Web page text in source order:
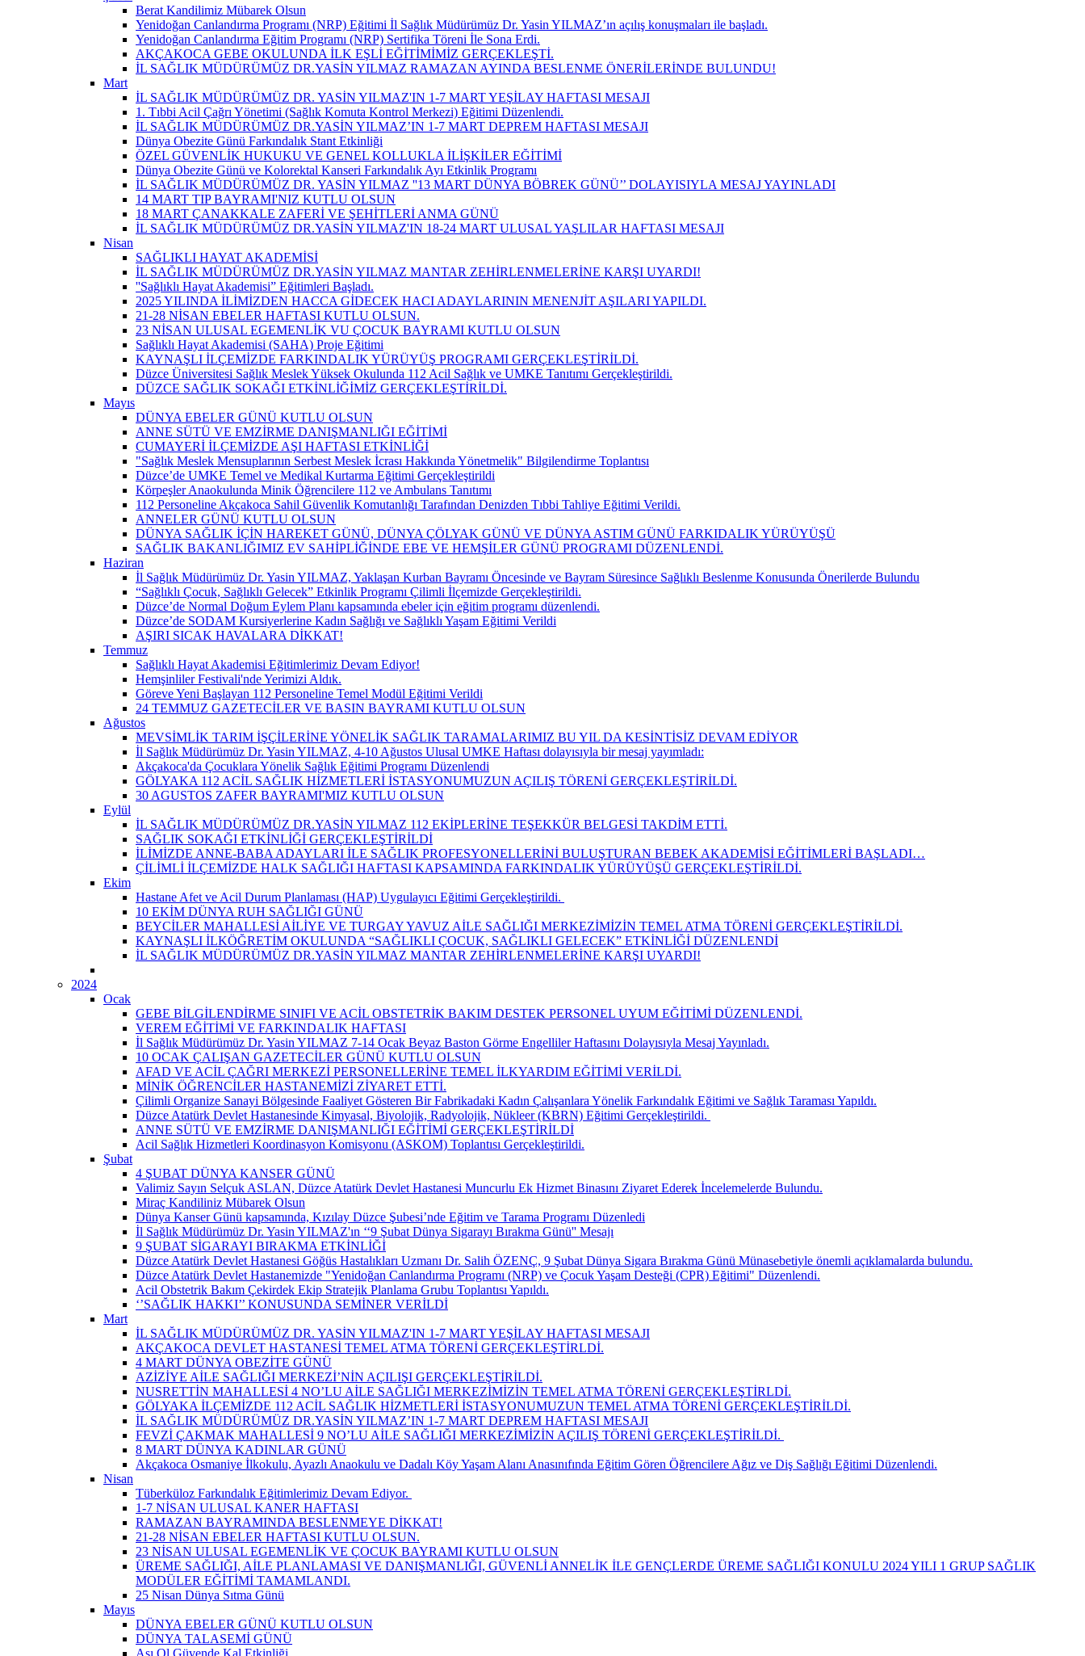
Berat Kandilimiz Mübarek Olsun
Yenidoğan Canlandırma Programı (NRP) Eğitimi İl Sağlık Müdürümüz Dr. Yasin YILMAZ’ın açılış konuşmaları ile başladı.
Yenidoğan Canlandırma Eğitim Programı (NRP) Sertifika Töreni İle Sona Erdi.
AKÇAKOCA GEBE OKULUNDA İLK EŞLİ EĞİTİMİMİZ GERÇEKLEŞTİ.
İL SAĞLIK MÜDÜRÜMÜZ DR.YASİN YILMAZ RAMAZAN AYINDA BESLENME ÖNERİLERİNDE BULUNDU!
Mart
İL SAĞLIK MÜDÜRÜMÜZ DR. YASİN YILMAZ'IN 1-7 MART YEŞİLAY HAFTASI MESAJI
1. Tıbbi Acil Çağrı Yönetimi (Sağlık Komuta Kontrol Merkezi) Eğitimi Düzenlendi.
İL SAĞLIK MÜDÜRÜMÜZ DR.YASİN YILMAZ’IN 1-7 MART DEPREM HAFTASI MESAJI
Dünya Obezite Günü Farkındalık Stant Etkinliği
ÖZEL GÜVENLİK HUKUKU VE GENEL KOLLUKLA İLİŞKİLER EĞİTİMİ
Dünya Obezite Günü ve Kolorektal Kanseri Farkındalık Ayı Etkinlik Programı
İL SAĞLIK MÜDÜRÜMÜZ DR. YASİN YILMAZ ''13 MART DÜNYA BÖBREK GÜNÜ’’ DOLAYISIYLA MESAJ YAYINLADI
14 MART TIP BAYRAMI'NIZ KUTLU OLSUN
18 MART ÇANAKKALE ZAFERİ VE ŞEHİTLERİ ANMA GÜNÜ
İL SAĞLIK MÜDÜRÜMÜZ DR.YASİN YILMAZ'IN 18-24 MART ULUSAL YAŞLILAR HAFTASI MESAJI
Nisan
SAĞLIKLI HAYAT AKADEMİSİ
İL SAĞLIK MÜDÜRÜMÜZ DR.YASİN YILMAZ MANTAR ZEHİRLENMELERİNE KARŞI UYARDI!
''Sağlıklı Hayat Akademisi” Eğitimleri Başladı.
2025 YILINDA İLİMİZDEN HACCA GİDECEK HACI ADAYLARININ MENENJİT AŞILARI YAPILDI.
21-28 NİSAN EBELER HAFTASI KUTLU OLSUN.
23 NİSAN ULUSAL EGEMENLİK VU ÇOCUK BAYRAMI KUTLU OLSUN
Sağlıklı Hayat Akademisi (SAHA) Proje Eğitimi
KAYNAŞLI İLÇEMİZDE FARKINDALIK YÜRÜYÜŞ PROGRAMI GERÇEKLEŞTİRİLDİ.
Düzce Üniversitesi Sağlık Meslek Yüksek Okulunda 112 Acil Sağlık ve UMKE Tanıtımı Gerçekleştirildi.
DÜZCE SAĞLIK SOKAĞI ETKİNLİĞİMİZ GERÇEKLEŞTİRİLDİ.
Mayıs
DÜNYA EBELER GÜNÜ KUTLU OLSUN
ANNE SÜTÜ VE EMZİRME DANIŞMANLIĞI EĞİTİMİ
CUMAYERİ İLÇEMİZDE AŞI HAFTASI ETKİNLİĞİ
"Sağlık Meslek Mensuplarının Serbest Meslek İcrası Hakkında Yönetmelik" Bilgilendirme Toplantısı
Düzce’de UMKE Temel ve Medikal Kurtarma Eğitimi Gerçekleştirildi
Körpeşler Anaokulunda Minik Öğrencilere 112 ve Ambulans Tanıtımı
112 Personeline Akçakoca Sahil Güvenlik Komutanlığı Tarafından Denizden Tıbbi Tahliye Eğitimi Verildi.
ANNELER GÜNÜ KUTLU OLSUN
DÜNYA SAĞLIK İÇİN HAREKET GÜNÜ, DÜNYA ÇÖLYAK GÜNÜ VE DÜNYA ASTIM GÜNÜ FARKIDALIK YÜRÜYÜŞÜ
SAĞLIK BAKANLIĞIMIZ EV SAHİPLİĞİNDE EBE VE HEMŞİLER GÜNÜ PROGRAMI DÜZENLENDİ.
Haziran
İl Sağlık Müdürümüz Dr. Yasin YILMAZ, Yaklaşan Kurban Bayramı Öncesinde ve Bayram Süresince Sağlıklı Beslenme Konusunda Önerilerde Bulundu
“Sağlıklı Çocuk, Sağlıklı Gelecek” Etkinlik Programı Çilimli İlçemizde Gerçekleştirildi.
Düzce’de Normal Doğum Eylem Planı kapsamında ebeler için eğitim programı düzenlendi.
Düzce’de SODAM Kursiyerlerine Kadın Sağlığı ve Sağlıklı Yaşam Eğitimi Verildi
AŞIRI SICAK HAVALARA DİKKAT!
Temmuz
Sağlıklı Hayat Akademisi Eğitimlerimiz Devam Ediyor!
Hemşinliler Festivali'nde Yerimizi Aldık.
Göreve Yeni Başlayan 112 Personeline Temel Modül Eğitimi Verildi
24 TEMMUZ GAZETECİLER VE BASIN BAYRAMI KUTLU OLSUN
Ağustos
MEVSİMLİK TARIM İŞÇİLERİNE YÖNELİK SAĞLIK TARAMALARIMIZ BU YIL DA KESİNTİSİZ DEVAM EDİYOR
İl Sağlık Müdürümüz Dr. Yasin YILMAZ, 4-10 Ağustos Ulusal UMKE Haftası dolayısıyla bir mesaj yayımladı:
Akçakoca'da Çocuklara Yönelik Sağlık Eğitimi Programı Düzenlendi
GÖLYAKA 112 ACİL SAĞLIK HİZMETLERİ İSTASYONUMUZUN AÇILIŞ TÖRENİ GERÇEKLEŞTİRİLDİ.
30 AGUSTOS ZAFER BAYRAMI'MIZ KUTLU OLSUN
Eylül
İL SAĞLIK MÜDÜRÜMÜZ DR.YASİN YILMAZ 112 EKİPLERİNE TEŞEKKÜR BELGESİ TAKDİM ETTİ.
SAĞLIK SOKAĞI ETKİNLİĞİ GERÇEKLEŞTİRİLDİ
İLİMİZDE ANNE-BABA ADAYLARI İLE SAĞLIK PROFESYONELLERİNİ BULUŞTURAN BEBEK AKADEMİSİ EĞİTİMLERİ BAŞLADI…
ÇİLİMLİ İLÇEMİZDE HALK SAĞLIĞI HAFTASI KAPSAMINDA FARKINDALIK YÜRÜYÜŞÜ GERÇEKLEŞTİRİLDİ.
Ekim
Hastane Afet ve Acil Durum Planlaması (HAP) Uygulayıcı Eğitimi Gerçekleştirildi. ​
10 EKİM DÜNYA RUH SAĞLIĞI GÜNÜ
BEYCİLER MAHALLESİ AİLİYE VE TURGAY YAVUZ AİLE SAĞLIĞI MERKEZİMİZİN TEMEL ATMA TÖRENİ GERÇEKLEŞTİRİLDİ.
KAYNAŞLI İLKÖĞRETİM OKULUNDA “SAĞLIKLI ÇOCUK, SAĞLIKLI GELECEK” ETKİNLİĞİ DÜZENLENDİ
İL SAĞLIK MÜDÜRÜMÜZ DR.YASİN YILMAZ MANTAR ZEHİRLENMELERİNE KARŞI UYARDI!
2024
Ocak
GEBE BİLGİLENDİRME SINIFI VE ACİL OBSTETRİK BAKIM DESTEK PERSONEL UYUM EĞİTİMİ DÜZENLENDİ.
VEREM EĞİTİMİ VE FARKINDALIK HAFTASI
İl Sağlık Müdürümüz Dr. Yasin YILMAZ 7-14 Ocak Beyaz Baston Görme Engelliler Haftasını Dolayısıyla Mesaj Yayınladı.
10 OCAK ÇALIŞAN GAZETECİLER GÜNÜ KUTLU OLSUN
AFAD VE ACİL ÇAĞRI MERKEZİ PERSONELLERİNE TEMEL İLKYARDIM EĞİTİMİ VERİLDİ.
MİNİK ÖĞRENCİLER HASTANEMİZİ ZİYARET ETTİ.
Çilimli Organize Sanayi Bölgesinde Faaliyet Gösteren Bir Fabrikadaki Kadın Çalışanlara Yönelik Farkındalık Eğitimi ve Sağlık Taraması Yapıldı.
Düzce Atatürk Devlet Hastanesinde Kimyasal, Biyolojik, Radyolojik, Nükleer (KBRN) Eğitimi Gerçekleştirildi. ​
ANNE SÜTÜ VE EMZİRME DANIŞMANLIĞI EĞİTİMİ GERÇEKLEŞTİRİLDİ
Acil Sağlık Hizmetleri Koordinasyon Komisyonu (ASKOM) Toplantısı Gerçekleştirildi.
Şubat
4 ŞUBAT DÜNYA KANSER GÜNÜ
Valimiz Sayın Selçuk ASLAN, Düzce Atatürk Devlet Hastanesi Muncurlu Ek Hizmet Binasını Ziyaret Ederek İncelemelerde Bulundu.
Miraç Kandiliniz Mübarek Olsun
Dünya Kanser Günü kapsamında, Kızılay Düzce Şubesi’nde Eğitim ve Tarama Programı Düzenledi
İl Sağlık Müdürümüz Dr. Yasin YILMAZ'ın ‘‘9 Şubat Dünya Sigarayı Bırakma Günü'' Mesajı
9 ŞUBAT SİGARAYI BIRAKMA ETKİNLİĞİ
Düzce Atatürk Devlet Hastanesi Göğüs Hastalıkları Uzmanı Dr. Salih ÖZENÇ, 9 Şubat Dünya Sigara Bırakma Günü Münasebetiyle önemli açıklamalarda bulundu.
Düzce Atatürk Devlet Hastanemizde "Yenidoğan Canlandırma Programı (NRP) ve Çocuk Yaşam Desteği (CPR) Eğitimi" Düzenlendi.
Acil Obstetrik Bakım Çekirdek Ekip Stratejik Planlama Grubu Toplantısı Yapıldı.
‘’SAĞLIK HAKKI’’ KONUSUNDA SEMİNER VERİLDİ
Mart
İL SAĞLIK MÜDÜRÜMÜZ DR. YASİN YILMAZ'IN 1-7 MART YEŞİLAY HAFTASI MESAJI
AKÇAKOCA DEVLET HASTANESİ TEMEL ATMA TÖRENİ GERÇEKLEŞTİRLDİ.
4 MART DÜNYA OBEZİTE GÜNÜ
AZİZİYE AİLE SAĞLIĞI MERKEZİ’NİN AÇILIŞI GERÇEKLEŞTİRİLDİ.
NUSRETTİN MAHALLESİ 4 NO’LU AİLE SAĞLIĞI MERKEZİMİZİN TEMEL ATMA TÖRENİ GERÇEKLEŞTİRLDİ.
GÖLYAKA İLÇEMİZDE 112 ACİL SAĞLIK HİZMETLERİ İSTASYONUMUZUN TEMEL ATMA TÖRENİ GERÇEKLEŞTİRİLDİ.
İL SAĞLIK MÜDÜRÜMÜZ DR.YASİN YILMAZ’IN 1-7 MART DEPREM HAFTASI MESAJI
FEVZİ ÇAKMAK MAHALLESİ 9 NO’LU AİLE SAĞLIĞI MERKEZİMİZİN AÇILIŞ TÖRENİ GERÇEKLEŞTİRİLDİ. ​
8 MART DÜNYA KADINLAR GÜNÜ
Akçakoca Osmaniye İlkokulu, Ayazlı Anaokulu ve Dadalı Köy Yaşam Alanı Anasınıfında Eğitim Gören Öğrencilere Ağız ve Diş Sağlığı Eğitimi Düzenlendi.
Nisan
Tüberküloz Farkındalık Eğitimlerimiz Devam Ediyor. ​
1-7 NİSAN ULUSAL KANER HAFTASI
RAMAZAN BAYRAMINDA BESLENMEYE DİKKAT!
21-28 NİSAN EBELER HAFTASI KUTLU OLSUN.
23 NİSAN ULUSAL EGEMENLİK VE ÇOCUK BAYRAMI KUTLU OLSUN
ÜREME SAĞLIĞI, AİLE PLANLAMASI VE DANIŞMANLIĞI, GÜVENLİ ANNELİK İLE GENÇLERDE ÜREME SAĞLIĞI KONULU 2024 YILI 1 GRUP SAĞLIK
MODÜLER EĞİTİMİ TAMAMLANDI.
25 Nisan Dünya Sıtma Günü
Mayıs
DÜNYA EBELER GÜNÜ KUTLU OLSUN
DÜNYA TALASEMİ GÜNÜ
Aşı Ol Güvende Kal Etkinliği ​